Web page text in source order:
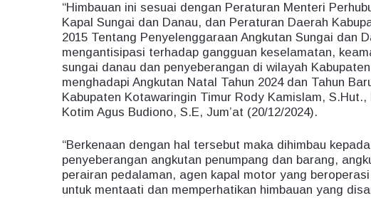
“Himbauan ini sesuai dengan Peraturan Menteri
Kapal Sungai dan Danau, dan Peraturan Daerah
2015 Tentang Penyelenggaraan Angkutan Sungai dan
mengantisipasi terhadap gangguan keselamatan,
sungai danau dan penyeberangan di wilayah
menghadapi Angkutan Natal Tahun 2024 dan Tahun
Kabupaten Kotawaringin Timur Rody Kamislam,
Kotim Agus Budiono, S.E, Jum’at (20/12/2024).
“Berkenaan dengan hal tersebut maka dihimbau
penyeberangan angkutan penumpang dan barang,
perairan pedalaman, agen kapal motor yang
untuk mentaati dan memperhatikan himbauan yang